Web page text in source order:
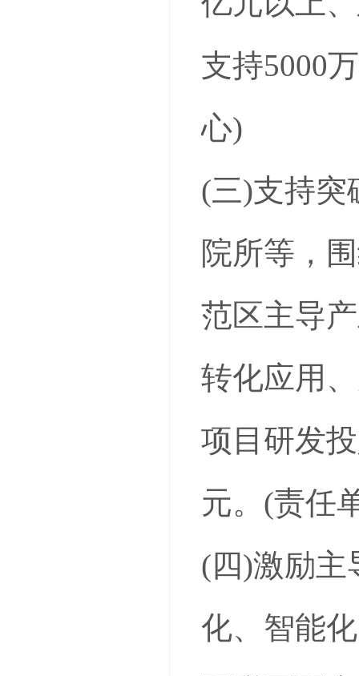
支持5000
心)
(三)支持突
院所等，
范区主导
转化应用
项目研发
元。(责任
(四)激励主
化、智能